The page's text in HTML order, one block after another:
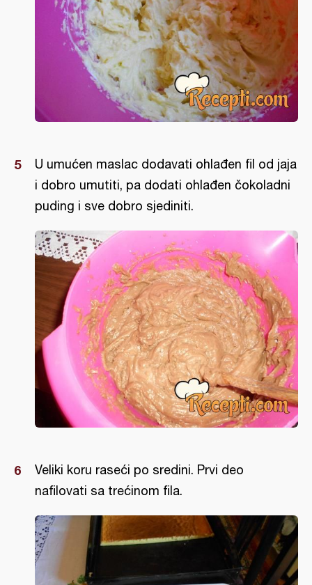
U umućen maslac dodavati ohlađen fil od jaja
i dobro umutiti, pa dodati ohlađen čokoladni
puding i sve dobro sjediniti.
Veliki koru raseći po sredini. Prvi deo
nafilovati sa trećinom fila.